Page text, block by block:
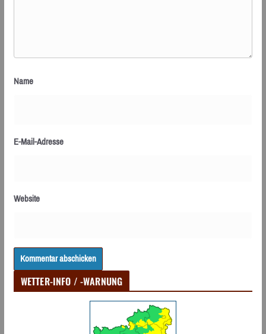
Name
E-Mail-Adresse
Website
WETTER-INFO / -WARNUNG